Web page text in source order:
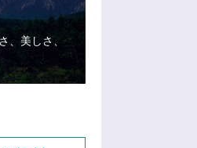
美しさ、